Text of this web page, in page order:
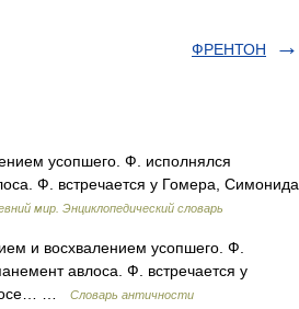
ФРЕНТОН
усопшего. Ф. исполнялся
Ф. встречается у Гомера, Симонида
мир. Энциклопедический словарь
и восхвалением усопшего. Ф.
авлоса. Ф. встречается у
…
Словарь античности